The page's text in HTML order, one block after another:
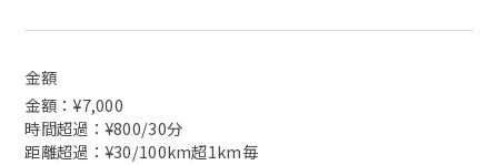
金額
金額：¥7,000
時間超過：¥800/30分
距離超過：¥30/100km超1km毎